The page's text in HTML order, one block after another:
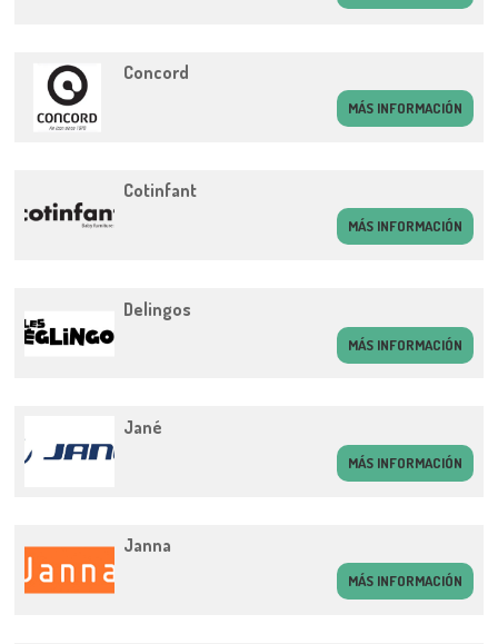
Concord
MÁS INFORMACIÓN
Cotinfant
MÁS INFORMACIÓN
Delingos
MÁS INFORMACIÓN
Jané
MÁS INFORMACIÓN
Janna
MÁS INFORMACIÓN